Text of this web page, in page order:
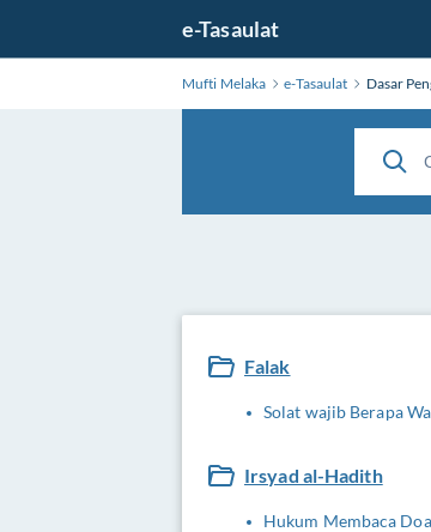
e-Tasaulat
Mufti Melaka e-Tasaulat Dasar
Falak
Solat wajib Berapa
Irsyad al-Hadith
Hukum Membaca